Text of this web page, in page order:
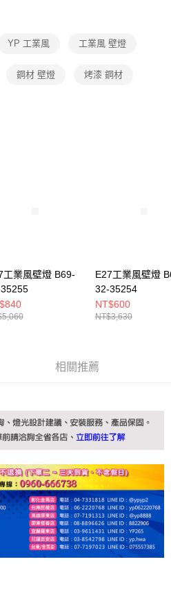
付」後，將跳轉至「AFTEE先享後付」
額後，即可完成結帳。
付款，方視為交易完成。
之訂單仍視為有效，需透過AFTEE先享
等相關疑問，請聯繫「AFTEE先享後付
依據個別帳號之用戶狀況，依本公司即
額度不足之情形，本公司將視審查結果
上)免運費
YP 工業風 工業風 壁燈
鋼材 壁燈 烤漆 鋼材
工業風壁燈 B69-
E27工業風壁燈
32-35254
NT$600
NT$3,630
相關推薦